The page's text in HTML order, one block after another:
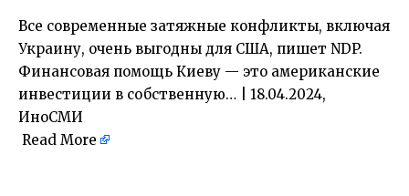
Все современные затяжные конфликты, включая
Украину, очень выгодны для США, пишет NDP.
Финансовая помощь Киеву — это американские
инвестиции в собственную… | 18.04.2024,
ИноСМИ
Read More